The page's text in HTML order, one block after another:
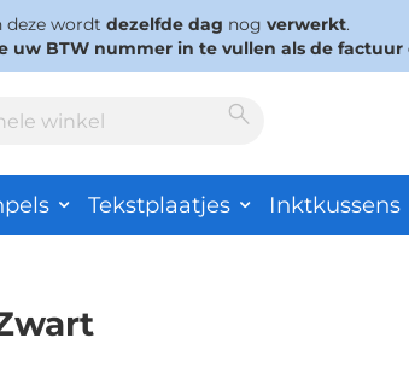
deze wordt dezelfde dag nog verwerkt.
uw BTW nummer in te vullen als de
Tekstplaatjes Inktkussens